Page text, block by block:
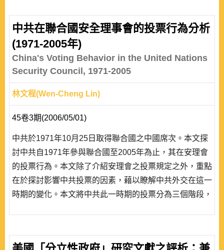
中共在聯合國安全理事會的投票行為分析
(1971-2005年)
China's Voting Behavior in the United Nations
Security Council, 1971-2005
林文程(Wen-Cheng Lin)
45卷3期(2006/05/01)
中共於1971年10月25日取得聯合國之中國席次。本文探
討中共自1971年參與聯合國至2005年為止，其在安理會
的投票行為。本文除了介紹安理會之投票規定之外，重點
在於探討影響中共投票的因素，藉以瞭解中共外交在這一
時期的變化。本文將中共此一時期的投票分為三個階段，
對聯合國表現高度合作立場;; 第三階段是從1990年至